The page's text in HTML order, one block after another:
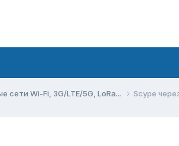
сети Wi-Fi, 3G/LTE/5G, LoRa... Scype